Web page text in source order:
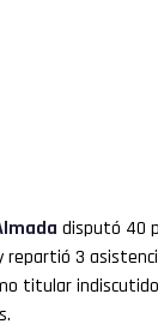
disputó 40
3
titular